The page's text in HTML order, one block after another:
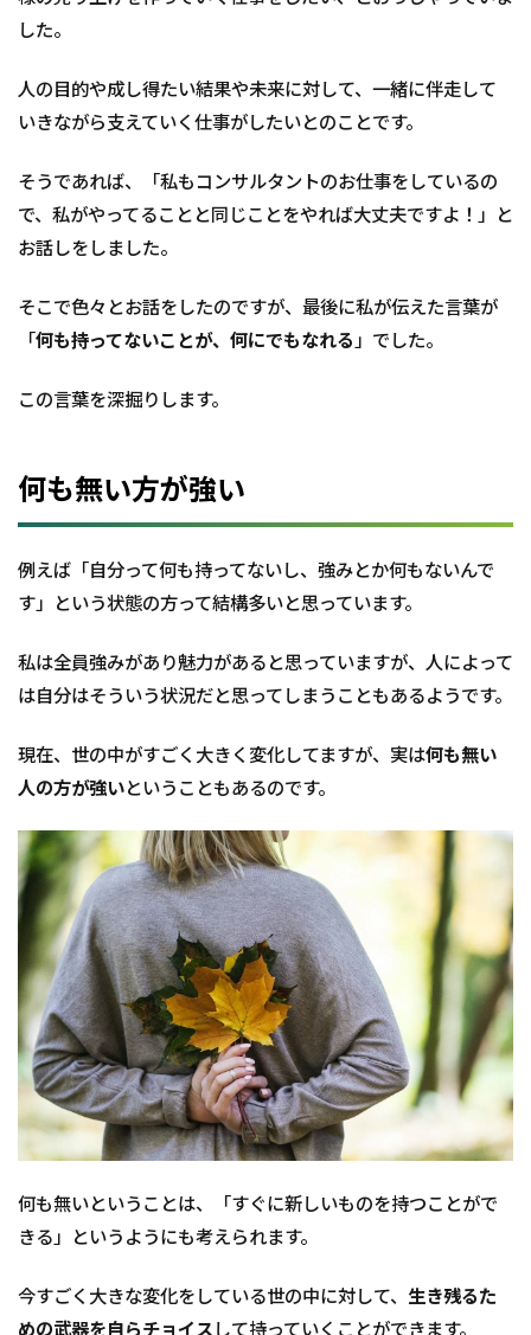
2.1
態」
いか
力に
して
いく
か？
が大
私
身
持
って
い
い
人
た
3.1
なも
身に
てい
った
果、
コン
サル
タン
トに
4
ま
と
め
した。
人の目的や成し得たい結果や未来に対して、一緒に伴走して
いきながら支えていく仕事がしたいとのことです。
そうであれば、「私もコンサルタントのお仕事をしているの
で、私がやってることと同じことをやれば大丈夫ですよ！」と
お話しをしました。
そこで色々とお話をしたのですが、最後に私が伝えた言葉が
「何も持ってないことが、何にでもなれる 」でした。
この言葉を深掘りします。
何も無い方が強い
例えば「自分って何も持ってないし、強みとか何もないんで
す」という状態の方って結構多いと思っています。
私は全員強みがあり魅力があると思っていますが、人によって
は自分はそういう状況だと思ってしまうこともあるようです。
現在、世の中がすごく大きく変化してますが、実は何も無い
人の方が強いということもあるのです。
何も無いということは、「すぐに新しいものを持つことがで
きる」というようにも考えられます。
今すごく大きな変化をしている世の中に対して、 生き残るた
めの武器を自らチョイス して持っていくことができます。